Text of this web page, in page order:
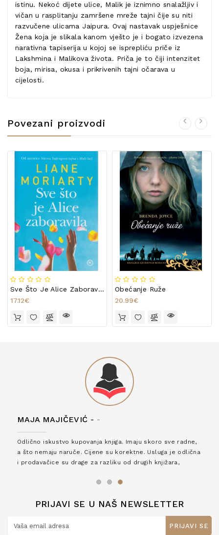
istinu. Nekoć dijete ulice, Malik je iznimno snalažljiv i
vičan u rasplitanju zamršene mreže tajni čije su niti
razvučene ulicama Jaipura. Ovaj nastavak uspješnice
Žena koja je slikala kanom vješto je i bogato izvezena
narativna tapiserija u kojoj se isprepliću priče iz
Lakshmina i Malikova života. Priča je to čiji intenzitet
boja, mirisa, okusa i prikrivenih tajni očarava u
cijelosti.
Povezani proizvodi
Sve Što Je Alice Zaboravila
17.12€
Obećanje Ruže
20.99€
MAJA MAJIČEVIĆ - -
Odlično iskustvo kupovanja knjiga. Imaju skoro sve radne,
a što nemaju naruče. Cijene su korektne. Usluga je odlična
i prodavačice su drage za razliku od drugih knjižara,
PRIJAVI SE U NAŠ NEWSLETTER
PRIJAVI SE